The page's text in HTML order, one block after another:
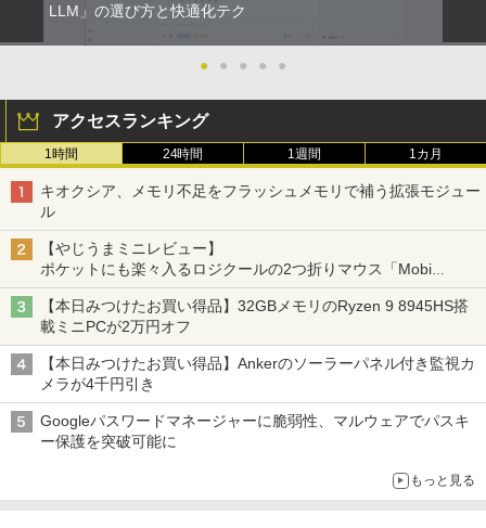
LLM」の選び方と快適化テク
● ● ● ● ●
アクセスランキング
1時間 24時間 1週間 1カ月
キオクシア、メモリ不足をフラッシュメモリで補う拡張モジュー
ル
【やじうまミニレビュー】
ポケットにも楽々入るロジクールの2つ折りマウス「Mobi
Fold」。その気になるギミックとは？
【本日みつけたお買い得品】32GBメモリのRyzen 9 8945HS搭
載ミニPCが2万円オフ
【本日みつけたお買い得品】Ankerのソーラーパネル付き監視カ
メラが4千円引き
Googleパスワードマネージャーに脆弱性、マルウェアでパスキ
ー保護を突破可能に
もっと見る